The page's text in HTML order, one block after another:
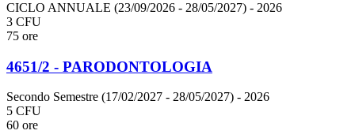
CICLO ANNUALE (23/09/2026 - 28/05/2027) - 2026
3 CFU
75 ore
4651/2 - PARODONTOLOGIA
Secondo Semestre (17/02/2027 - 28/05/2027) - 2026
5 CFU
60 ore